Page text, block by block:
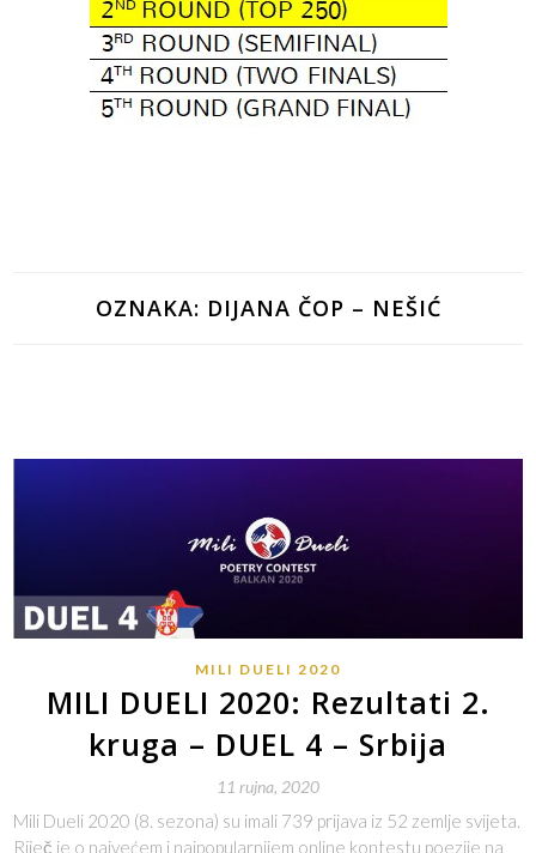
OZNAKA: DIJANA ČOP – NEŠIĆ
MILI DUELI 2020
MILI DUELI 2020: Rezultati 2.
kruga – DUEL 4 – Srbija
11 rujna, 2020
Mili Dueli 2020 (8. sezona) su imali 739 prijava iz 52 zemlje svijeta.
Riječ je o najvećem i najpopularnijem online kontestu poezije na